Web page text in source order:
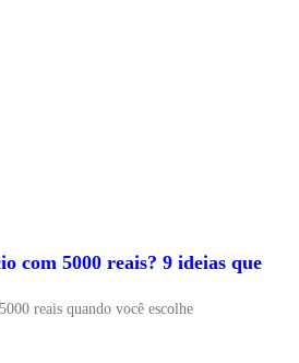
com 5000 reais? 9 ideias que
reais quando você escolhe